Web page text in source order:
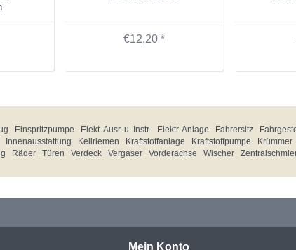
€12,20 *
Einspritzpumpe Elekt. Ausr. u. Instr. Elektr. Anlage Fahrersitz
Innenausstattung Keilriemen Kraftstoffanlage Kraftstoffpumpe Krümmer
Räder Türen Verdeck Vergaser Vorderachse Wischer
Mein Konto